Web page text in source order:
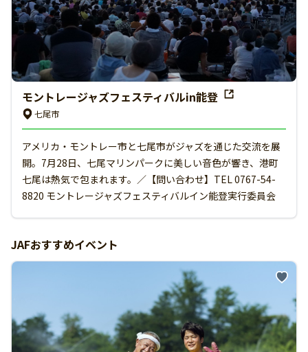
モントレージャズフェスティバルin能登
七尾市
アメリカ・モントレー市と七尾市がジャズを通じた交流を展
開。7月28日、七尾マリンパークに美しい音色が響き、港町
七尾は熱気で包まれます。／【問い合わせ】TEL 0767-54-
8820 モントレージャズフェスティバルイン能登実行委員会
JAFおすすめイベント